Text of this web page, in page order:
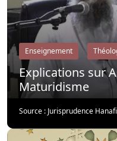
Enseignement
Explications sur
Maturidisme
Source : Jurisprudence